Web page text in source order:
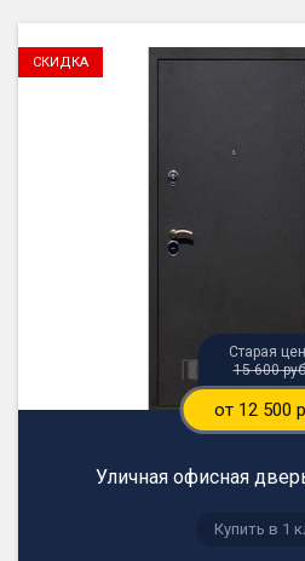
15 600
от 12 500
Уличная офисная